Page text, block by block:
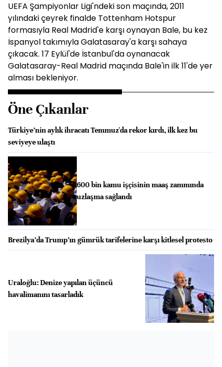
UEFA Şampiyonlar Ligi'ndeki son maçında, 2011
yılındaki çeyrek finalde Tottenham Hotspur
formasıyla Real Madrid'e karşı oynayan Bale, bu kez
İspanyol takımıyla Galatasaray'a karşı sahaya
çıkacak. 17 Eylül'de İstanbul'da oynanacak
Galatasaray-Real Madrid maçında Bale'in ilk 11'de yer
alması bekleniyor.
Öne Çıkanlar
Türkiye’nin aylık ihracatı Temmuz'da rekor kırdı, ilk kez bu
seviyeye ulaştı
600 bin kamu işçisinin maaş zammında
uzlaşma sağlandı
Brezilya’da Trump’ın gümrük tarifelerine karşı kitlesel protesto
Uraloğlu: Denize yapılan üçüncü
havalimanını tasarladık